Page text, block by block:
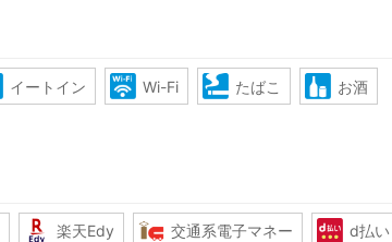
イートイン Wi-Fi たばこ お酒
楽天Edy 交通系電子マネー d払い